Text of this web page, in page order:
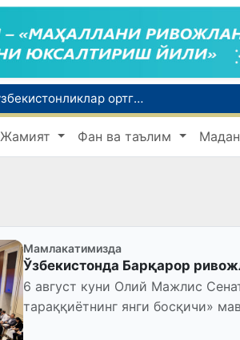
Россияда қийин вазиятда қолган юзлаб ўзбекистонликлар ортга қайтарилди
2030 йилгача хавфли чиқиндиларни қайта ишлаш даражаси 20 фоизга етказилади
Ўзбекистон илк бор Халқаро информатика олимпиадаси — IOI 2026га мезбонлик қилади
Жамият Фан ва таълим
Мамлакатимизда
Ўзбекистонда Барқарор
6 август куни Олий Мажлис
тараққиётнинг янги босқичи»